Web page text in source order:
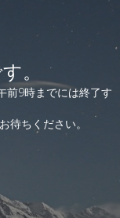
。
前9時までには終了す
待ちください。